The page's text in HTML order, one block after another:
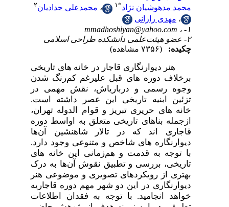
محمد مدهوشیان نژاد* ، محمدعلی حدادیان
مهدی رازانی
mmadhoshiyan@yahoo.com
(۷۳۵۶ مشاهده)
هنر دیوار­­نگاری قاجار در خانه­ های تاریخی
برخلاف دوره­ های قبل علی­رغم کم‌رنگ شدن
وجوه رسمی و درباری­اش، نقش مهمی در
تزئین ابنیه تاریخی این عصر داشته است.
خانه­ های حریری تبریز و قوام الدوله تهران،
ازجمله بناهای تاریخی متعلق به اواسط دوره
قاجاری­ اند که در تالار شاه­نشین آن‌ها
دیوارنگاره­ های شاخص و متنوعی وجود دارد.
با توجه به قدمت و هم‌زمانی این خانه ­های
تاریخی، بررسی و تطبیق نقوش آن‌ها به درک
بهتری از رویکرد­های تصویری و موضوعی هنر
دیوارنگاری در این دو شهر مهم دوره قاجاریه
خواهد انجامید. با توجه به فقدان اطلاعات